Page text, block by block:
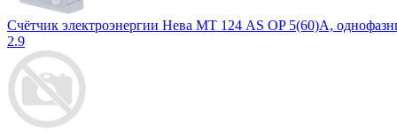
Счётчик электроэнергии Нева МТ 124 AS OP 5(60)A,
2.9